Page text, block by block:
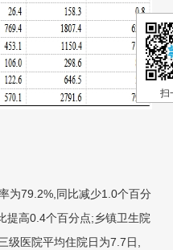
79.2%,同比减少1.0个百分
提高0.4个百分点;乡镇卫生院
级医院平均住院日为7.7日,
扫